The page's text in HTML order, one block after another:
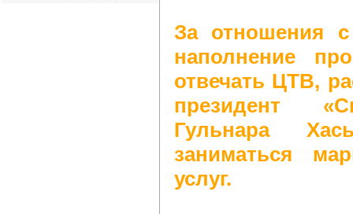
За отношения
наполнение
отвечать ЦТВ,
президент
Гульнара
заниматься
услуг.